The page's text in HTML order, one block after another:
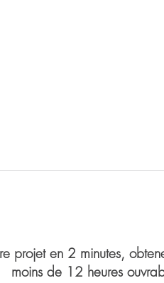
projet en 2 minutes,
moins de 12 heures